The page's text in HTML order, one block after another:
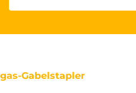
gas-Gabelstapler